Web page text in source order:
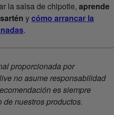
la salsa de chipotle, aprende
ycómo arrancar la
.
proporcionada por
no asume responsabilidad
es siempre
nuestros productos.